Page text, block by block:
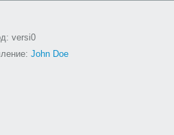
versi0
John Doe